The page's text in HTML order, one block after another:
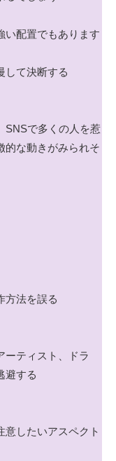
い配置でもあります
て決断する
で多くの人を惹
な動きがみられそ
法を誤る
ーティスト、ドラ
避する
意したいアスペクト